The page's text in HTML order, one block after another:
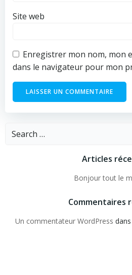
Site web
Enregistrer mon nom, mon
dans le navigateur pour mon
Search
Articles
Bonjour tout le
Commentaires
Un commentateur WordPress dans